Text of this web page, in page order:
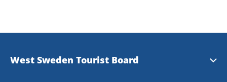
West Sweden Tourist Board